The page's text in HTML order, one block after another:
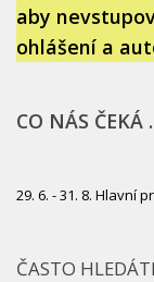
aby
ohlášení a
CO NÁS ČEKÁ
29. 6. - 31. 8. Hlavní
ČASTO